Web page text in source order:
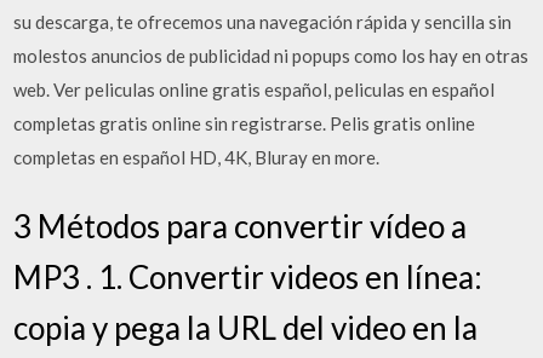
su descarga, te ofrecemos una navegación rápida y sencilla sin
molestos anuncios de publicidad ni popups como los hay en otras
web. Ver peliculas online gratis español, peliculas en español
completas gratis online sin registrarse. Pelis gratis online
completas en español HD, 4K, Bluray en more.
3 Métodos para convertir vídeo a
MP3 . 1. Convertir videos en línea:
copia y pega la URL del video en la